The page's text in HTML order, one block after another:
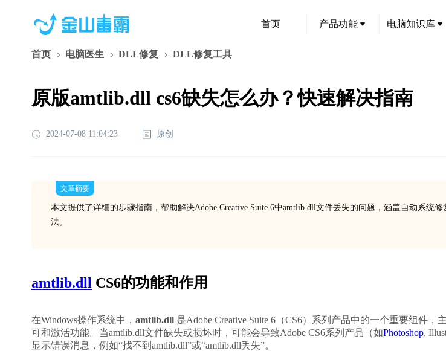
首页 产品功能 电脑知识库
首页 电脑医生 DLL修复 DLL修复工具
原版amtlib.dll cs6缺失怎么办？快速解决指南
2024-07-08 11:04:23 原创
文章摘要
本文提供了详细的步骤指南，帮助解决Adobe Creative Suite 6中amtlib.dll文件丢失的问题，涵盖自动系统
法。
amtlib.dll CS6的功能和作用
在Windows操作系统中， amtlib.dll 是Adobe Creative Suite 6（CS6）系列产品中的一个重要组件，
可和激活功能。当amtlib.dll文件缺失或损坏时，可能会导致Adobe CS6系列产品（如Photoshop,
显示错误消息，例如“找不到amtlib.dll”或“amtlib.dll丢失”。